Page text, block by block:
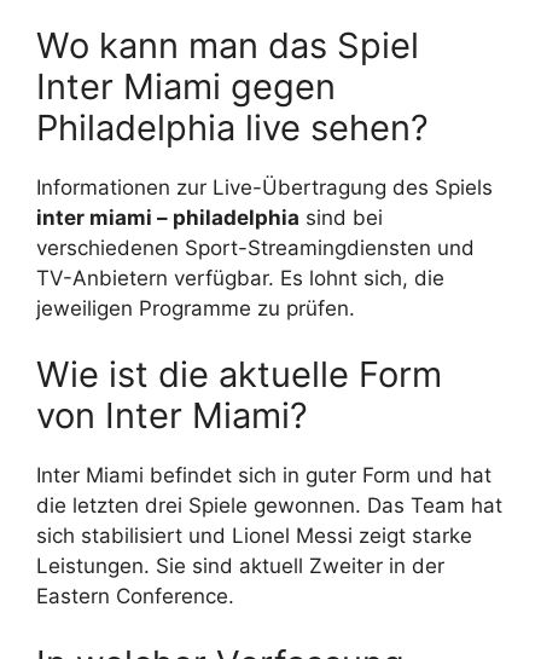
Wo kann man das Spiel
Inter Miami gegen
Philadelphia live sehen?
Informationen zur Live-Übertragung des Spiels
inter miami – philadelphia sind bei
verschiedenen Sport-Streamingdiensten und
TV-Anbietern verfügbar. Es lohnt sich, die
jeweiligen Programme zu prüfen.
Wie ist die aktuelle Form
von Inter Miami?
Inter Miami befindet sich in guter Form und hat
die letzten drei Spiele gewonnen. Das Team hat
sich stabilisiert und Lionel Messi zeigt starke
Leistungen. Sie sind aktuell Zweiter in der
Eastern Conference.